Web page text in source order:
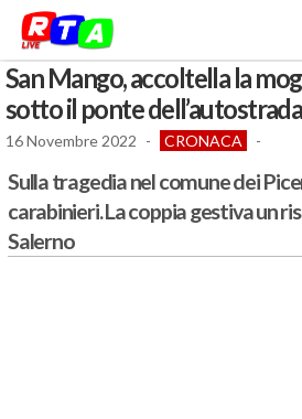
San Mango, accoltella la
sotto il ponte dell’autostrada
16 Novembre 2022 - CRONACA -
Sulla tragedia nel comune dei
carabinieri. La coppia gestiva un
Salerno